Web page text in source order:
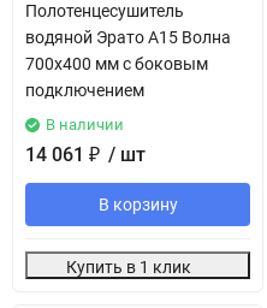
Полотенцесушитель
водяной Эрато А15 Волна
700х400 мм с боковым
подключением
В наличии
14 061 ₽ / шт
В корзину
Купить в 1 клик